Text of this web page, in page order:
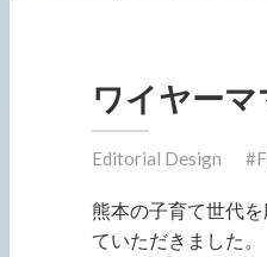
ワイヤー
Editorial Design
熊本の子育て世代
ていただきました。